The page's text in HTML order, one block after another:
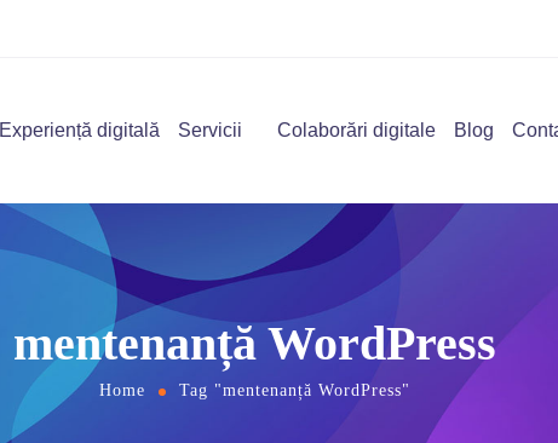
Experiență digitală Servicii Colaborări digitale Blog
mentenanță WordPress
Home Tag "mentenanță WordPress"